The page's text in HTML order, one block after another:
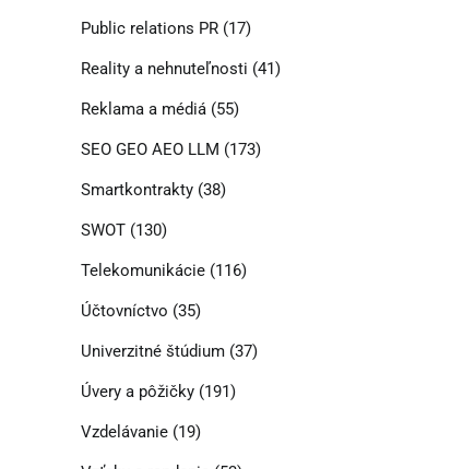
Public relations PR(17)
Reality a nehnuteľnosti (41)
Reklama a médiá(55)
SEO GEO AEO LLM (173)
Smartkontrakty(38)
SWOT(130)
Telekomunikácie(116)
Účtovníctvo (35)
Univerzitné štúdium(37)
Úvery a pôžičky(191)
Vzdelávanie(19)